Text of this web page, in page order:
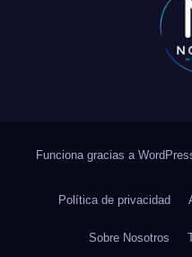
Funciona gracias a
Política de privacidad
Sobre Nosotros